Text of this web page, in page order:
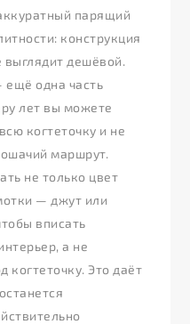
парящий
конструкция
выглядит дешёвой.
одна часть
лет вы можете
когтеточку и не
маршрут.
не только цвет
— джут или
вписать
а не
когтеточку. Это даёт